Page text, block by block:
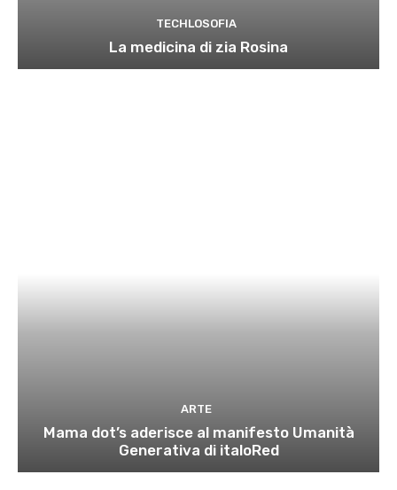
TECHLOSOFIA
La medicina di zia Rosina
ARTE
Mama dot’s aderisce al manifesto Umanità
Generativa di italoRed